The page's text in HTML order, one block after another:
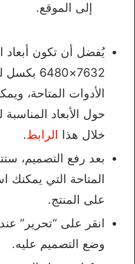
إلى الموقع.
يُفضل أن تكون أبعاد
الأدوات المتاحة،
حول الأبعاد
خلال هذا الرابط.
بعد رفع التصميم،
المتاحة التي
على المنتج.
انقر على “تحرير”
وضع التصميم عليه.